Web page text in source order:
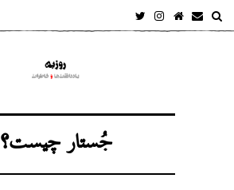
جُستار چیست؟